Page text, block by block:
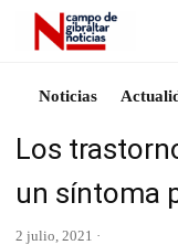
Noticias
Los
un síntoma
2 julio, 2021 ·